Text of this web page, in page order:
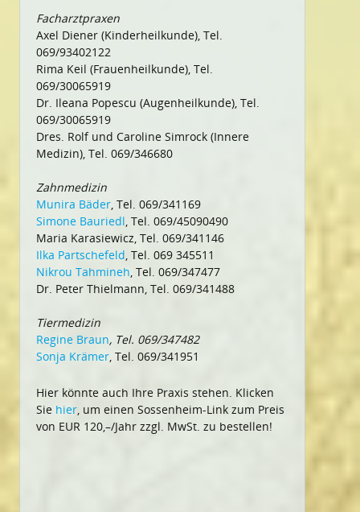
Facharztpraxen
Axel Diener (Kinderheilkunde), Tel.
069/93402122
Rima Keil (Frauenheilkunde), Tel.
069/30065919
Dr. Ileana Popescu (Augenheilkunde), Tel.
069/30065919
Dres. Rolf und Caroline Simrock (Innere
Medizin), Tel. 069/346680
Zahnmedizin
Munira Bäder, Tel. 069/341169
Simone Bauriedl, Tel. 069/45090490
Maria Karasiewicz, Tel. 069/341146
Ilka Partschefeld, Tel. 069 345511
Nikrou Tahmineh, Tel. 069/347477
Dr. Peter Thielmann, Tel. 069/341488
Tiermedizin
Regine Braun, Tel. 069/347482
Sonja Krämer, Tel. 069/341951
Hier könnte auch Ihre Praxis stehen. Klicken
Sie hier, um einen Sossenheim-Link zum Preis
von EUR 120,–/Jahr zzgl. MwSt. zu bestellen!